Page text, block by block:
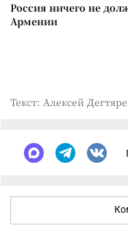
Россия ничего не
Армении
Текст: Алексей